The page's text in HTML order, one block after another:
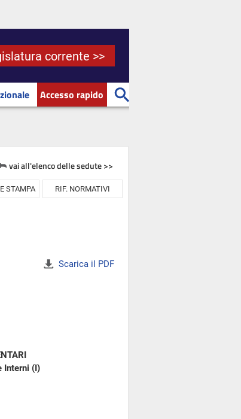
corrente >>
Accesso rapido
vai all'elenco delle sedute >>
STAMPA RIF. NORMATIVI
Scarica il PDF
Interni (I)